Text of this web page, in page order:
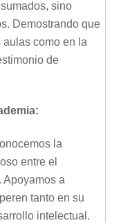
sino
Demostrando que
aulas como en la
de
la
entre el
Apoyamos a
tanto en su
intelectual.